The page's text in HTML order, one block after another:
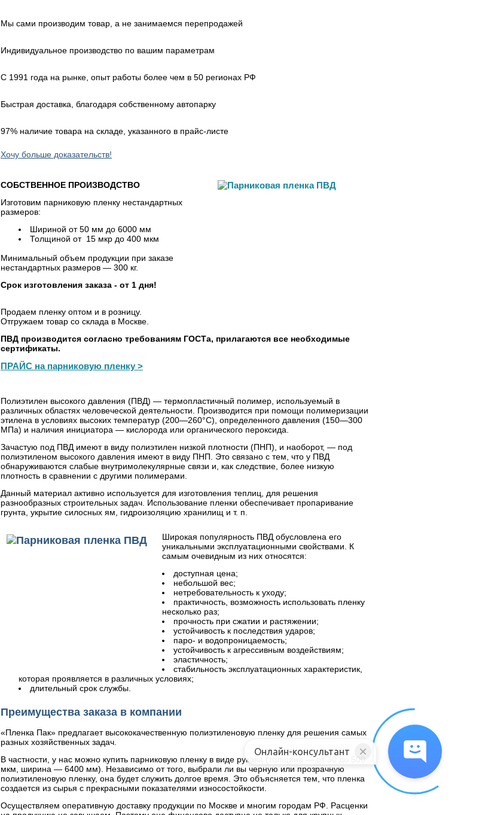
Мы сами производим товар, а не занимаемся перепродажей
Индивидуальное производство по вашим параметрам
С 1991 года на рынке, опыт работы более чем в 50 регионах РФ
Быстрая доставка, благодаря собственному автопарку
97% наличие товара на складе, указанного в прайс-листе
Хочу больше доказательств!
СОБСТВЕННОЕ ПРОИЗВОДСТВО
Изготовим парниковую пленку нестандартных
размеров:
Шириной от 50 мм до 6000 мм
Толщиной от 15 мкр до 400 мкм
Минимальный объем продукции при заказе
нестандартных размеров — 300 кг.
Срок изготовления заказа - от 1 дня!
Продаем пленку оптом и в розницу.
Отгружаем товар со склада в Москве.
ПВД производится согласно требованиям ГОСТа, прилагаются все необходимые
сертификаты.
ПРАЙС на парниковую пленку >
Полиэтилен высокого давления (ПВД) — термопластичный полимер, используемый в
различных областях человеческой деятельности. Производится при помощи полимеризации
этилена в условиях высоких температур (200—260°C), определенного давления (150—300
МПа) и наличия инициатора — кислорода или органического пероксида.
Зачастую под ПВД имеют в виду полиэтилен низкой плотности (ПНП), и наоборот, — под
полиэтиленом высокого давления имеют в виду ПНП. Это связано с тем, что у ПВД
обнаруживаются слабые внутримолекулярные связи и, как следствие, более низкую
плотность в сравнении с другими полимерами.
Данный материал активно используется для изготовления теплиц, для решения
разнообразных строительных задач. Использование пленки обеспечивает пропаривание
грунта, укрытие силосных ям, гидроизоляцию хранилищ и т. п.
Широкая популярность ПВД обусловлена его
уникальными эксплуатационными свойствами. К
самым очевидным из них относятся:
доступная цена;
небольшой вес;
нетребовательность к уходу;
практичность, возможность использовать пленку
несколько раз;
прочность при сжатии и растяжении;
устойчивость к последствия ударов;
паро- и водопроницаемость;
устойчивость к агрессивным воздействиям;
эластичность;
стабильность эксплуатационных характеристик,
которая проявляется в различных условиях;
длительный срок службы.
Преимущества заказа в компании
«Пленка Пак» предлагает высококачественную полиэтиленовую пленку для решения самых
разных хозяйственных задач.
В частности, у нас можно купить парниковую пленку в виде рукава (толщина — от 30 до 500
мкм, ширина — 6400 мм). Независимо от того, выбрали ли вы черную или прозрачную
полиэтиленовую пленку, она будет служить долгое время. Это объясняется тем, что пленка
создается из сырья с прекрасными показателями износостойкости.
Осуществляем оперативную доставку продукции по Москве и многим городам РФ. Расценки
Онлайн-консультант